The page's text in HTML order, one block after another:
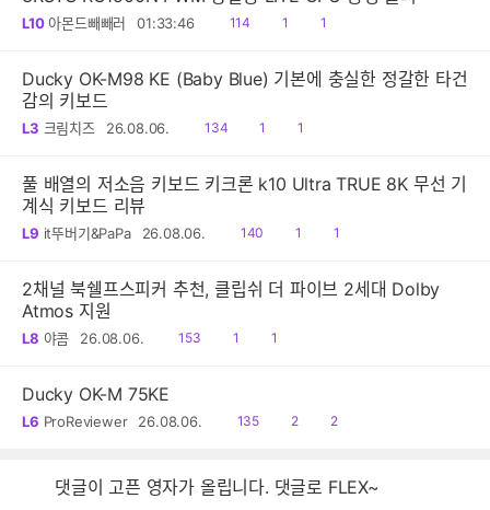
L10 아몬드빼빼러 01:33:46
읽
114
공1
댓1
Ducky OK-M98 KE (Baby Blue) 기본에 충실한 정갈한 타건
감의 키보드
L3 크림치즈 26.08.06.
읽
134
공1
댓1
풀 배열의 저소음 키보드 키크론 k10 Ultra TRUE 8K 무선 기
계식 키보드 리뷰
L9 it뚜버기&PaPa 26.08.06.
읽
140
공1
댓1
2채널 북쉘프스피커 추천, 클립쉬 더 파이브 2세대 Dolby
Atmos 지원
L8 야콤 26.08.06.
읽
153
공1
댓1
Ducky OK-M 75KE
L6 ProReviewer 26.08.06.
읽
135
공
2
댓
2
댓글이 고픈 영자가 올립니다. 댓글로 FLEX~